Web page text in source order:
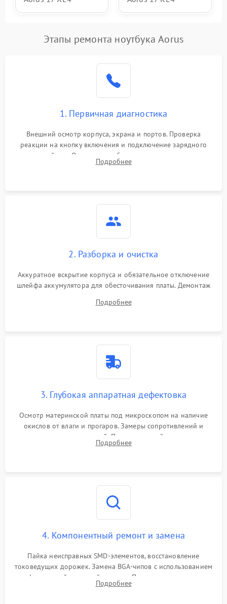
Этапы ремонта ноутбука Aorus
1. Первичная диагностика
Внешний осмотр корпуса, экрана и портов. Проверка
реакции на кнопку включения и подключение зарядного
устройства. Оценка потребления тока с помощью
лабораторного блока питания для локализации проблемы.
Подробнее
2. Разборка и очистка
Аккуратное вскрытие корпуса и обязательное отключение
шлейфа аккумулятора для обесточивания платы. Демонтаж
высохшей термопасты с кристаллов чипов.
Подробнее
3. Глубокая аппаратная дефектовка
Осмотр материнской платы под микроскопом на наличие
окислов от влаги и прогаров. Замеры сопротивлений и
дежурных напряжений. Проверка цепей питания,
мультиконтроллера, процессора и видеочипа.
Подробнее
4. Компонентный ремонт и замена
Пайка неисправных SMD-элементов, восстановление
токоведущих дорожек. Замена BGA-чипов с использованием
инфракрасной паяльной станции. Прошивка микросхемы
BIOS или замена поврежденных портов USB
Подробнее